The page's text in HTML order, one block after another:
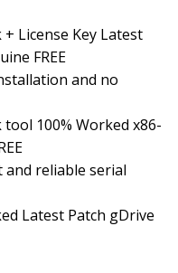
License Key Latest
FREE
and no
100% Worked x86-
reliable serial
Latest Patch gDrive